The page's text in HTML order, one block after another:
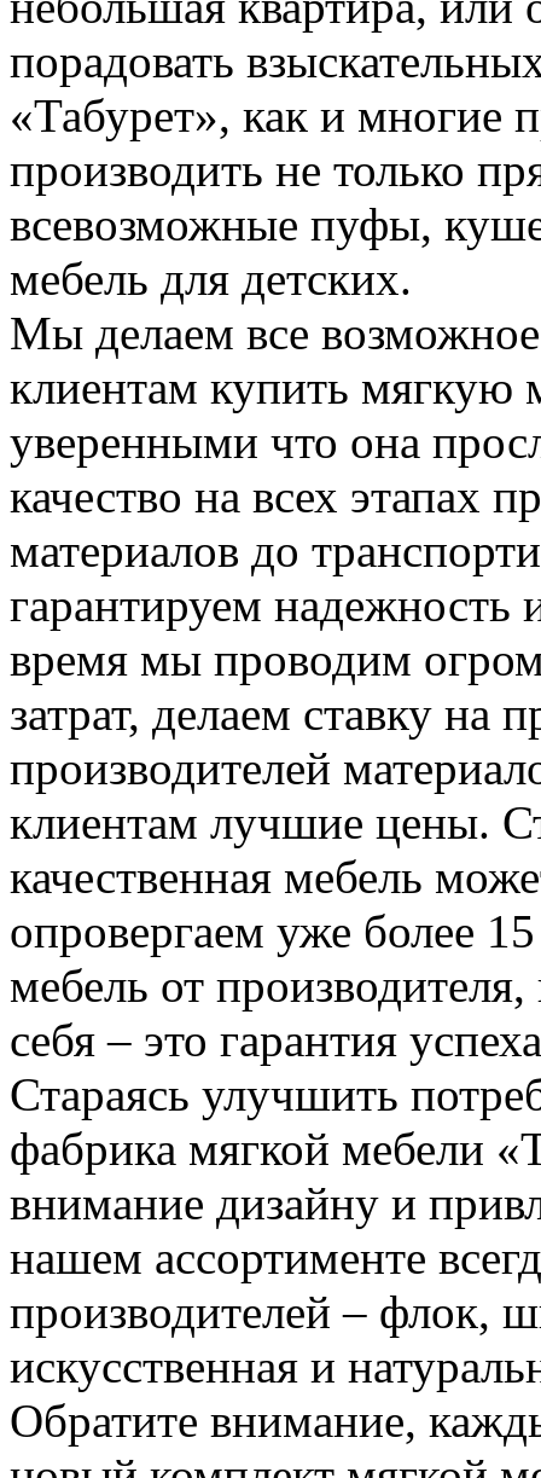
порадовать
«Табурет», как и многие
производить не только
всевозможные пуфы,
мебель для детских.
Мы делаем все
клиентам купить мягкую
уверенными что она
качество на всех этапах
материалов до
гарантируем
время мы проводим
затрат, делаем ставку на
производителей
клиентам лучшие цены.
качественная мебель
опровергаем уже более
мебель от
себя – это гарантия
Стараясь улучшить
фабрика мягкой мебели
внимание дизайну и
нашем ассортименте
производителей – флок,
искусственная и
Обратите внимание,